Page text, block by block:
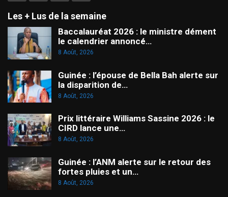
Les + Lus de la semaine
Baccalauréat 2026 : le ministre dément
le calendrier annoncé…
8 Août, 2026
Guinée : l’épouse de Bella Bah alerte sur
la disparition de…
8 Août, 2026
Prix littéraire Williams Sassine 2026 : le
CIRD lance une…
8 Août, 2026
Guinée : l’ANM alerte sur le retour des
fortes pluies et un…
8 Août, 2026